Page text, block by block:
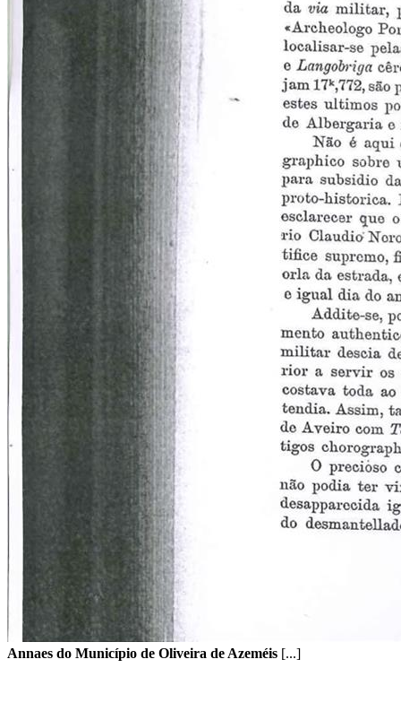
Annaes do Município de Oliveira de Azeméis [...]